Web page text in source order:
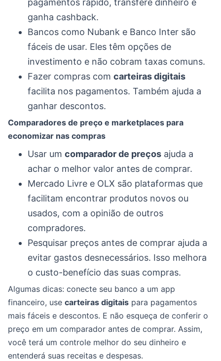
ganha cashback.
Bancos como Nubank e Banco Inter são
fáceis de usar. Eles têm opções de
investimento e não cobram taxas comuns.
Fazer compras com carteiras digitais
facilita nos pagamentos. Também ajuda a
ganhar descontos.
Comparadores de preço e marketplaces para
economizar nas compras
Usar um comparador de preços ajuda a
achar o melhor valor antes de comprar.
Mercado Livre e OLX são plataformas que
facilitam encontrar produtos novos ou
usados, com a opinião de outros
compradores.
Pesquisar preços antes de comprar ajuda a
evitar gastos desnecessários. Isso melhora
o custo-benefício das suas compras.
Algumas dicas: conecte seu banco a um app
financeiro, use carteiras digitais para pagamentos
mais fáceis e descontos. E não esqueça de conferir o
preço em um comparador antes de comprar. Assim,
você terá um controle melhor do seu dinheiro e
entenderá suas receitas e despesas.